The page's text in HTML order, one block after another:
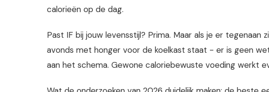
calorieën op de dag.
Past IF bij jouw levensstijl? Prima. Maar als je er
avonds met honger voor de koelkast staat - er is geen
aan het schema. Gewone caloriebewuste voeding werkt